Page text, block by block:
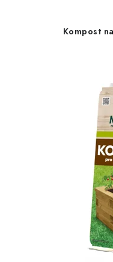
Kompost